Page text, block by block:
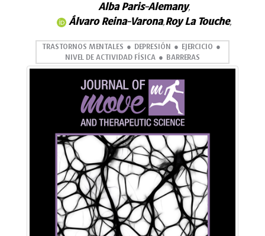
Alba Paris-Alemany,
Álvaro Reina-Varona,Roy La Touche,
TRASTORNOS MENTALES DEPRESIÓN
EJERCICIO
NIVEL DE ACTIVIDAD FÍSICA
BARRERAS